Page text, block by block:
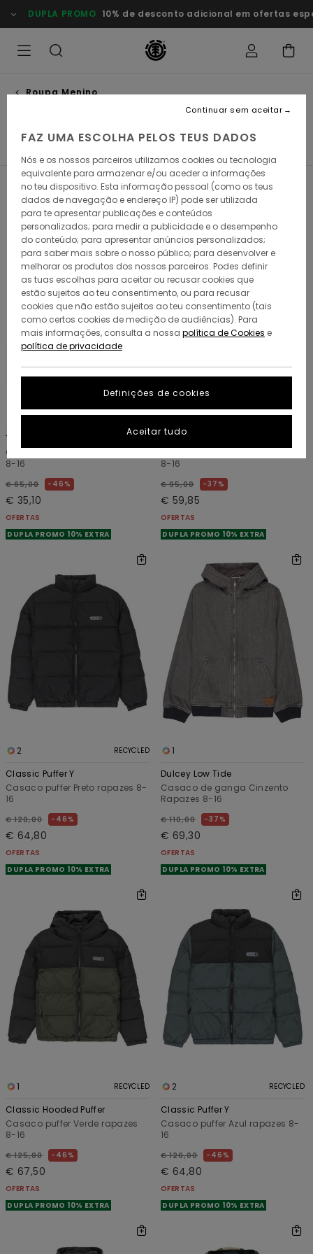
para
a
produtos
DUPLA PROMO 10% de desconto adicional em ofertas
Roupa Menino
Filtrar e Ordenar 12Resultados
Avançar
para
procurar
critérios
filtragem
Avançar
para
ordenar
RECYCLED
Timber
Casaco Coach Preto Rapazes
8-16
€ 65,00 46%
€ 35,10
OFERTAS
DUPLA PROMO 10% EXTRA
1 RECYCLED
Alder 10K/5K
8-16
€ 95,00 37%
€ 59,85
OFERTAS
DUPLA PROMO 10% EXTRA
2 RECYCLED
Classic Puffer Y
Casaco puffer Preto rapazes 8-
16
€ 120,00 46%
€ 64,80
OFERTAS
DUPLA PROMO 10% EXTRA
1
Dulcey Low Tide
Casaco de ganga Cinzento
Rapazes 8-16
€ 110,00 37%
€ 69,30
OFERTAS
DUPLA PROMO 10% EXTRA
1 RECYCLED
Classic Hooded Puffer
Casaco puffer Verde rapazes
8-16
€ 125,00 46%
€ 67,50
OFERTAS
DUPLA PROMO 10% EXTRA
2 RECYCLED
Classic Puffer Y
Casaco puffer Azul rapazes 8-
16
€ 120,00 46%
€ 64,80
OFERTAS
DUPLA PROMO 10% EXTRA
FAZ UMA ESCOLHA PELOS TEUS DADOS
Nós e os nossos parceiros utilizamos cookies ou tecnologia
equivalente para armazenar e/ou aceder a informações
no teu dispositivo. Esta informação pessoal (como os teus
dados de navegação e endereço IP) pode ser utilizada
para te apresentar publicações e conteúdos
personalizados; para medir a publicidade e o desempenho
do conteúdo; para apresentar anúncios personalizados;
para saber mais sobre o nosso público; para desenvolver e
melhorar os produtos dos nossos parceiros. Podes definir
as tuas escolhas para aceitar ou recusar cookies que
estão sujeitos ao teu consentimento, ou para recusar
cookies que não estão sujeitos ao teu consentimento (tais
como certos cookies de medição de audiências). Para
mais informações, consulta a nossa política de Cookies e
política de privacidade
Definições de cookies
Continuar sem aceitar
Aceitar tudo